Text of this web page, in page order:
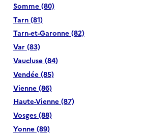
Somme (80)
Tarn (81)
Tarn-et-Garonne (82)
Var (83)
Vaucluse (84)
Vendée (85)
Vienne (86)
Haute-Vienne (87)
Vosges (88)
Yonne (89)